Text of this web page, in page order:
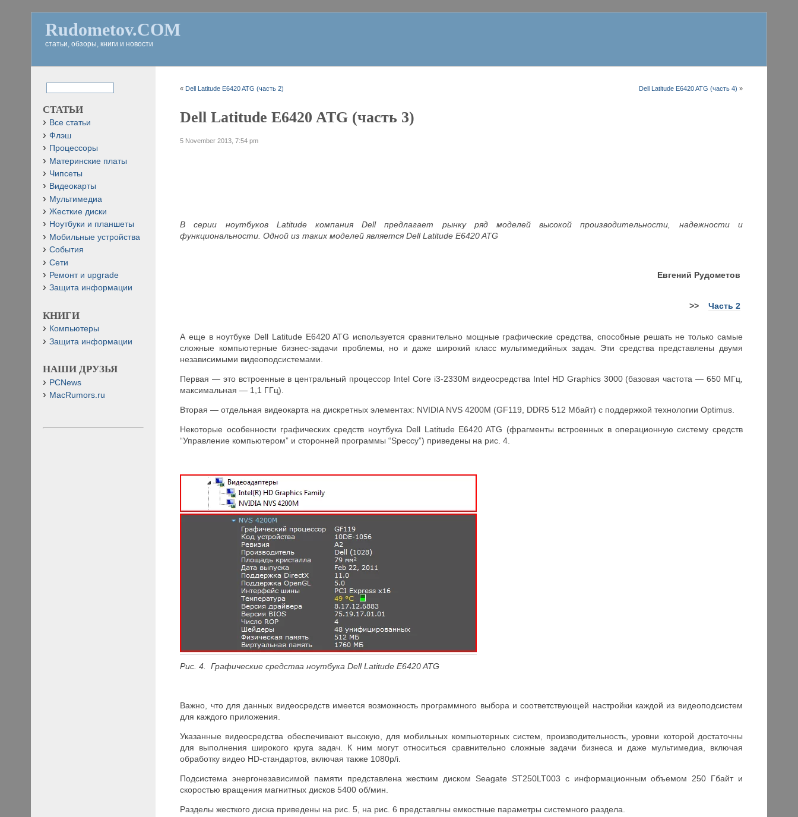
Rudometov.COM
статьи, обзоры, книги и новости
« Dell Latitude E6420 ATG (часть 2) Dell Latitude E6420 ATG (часть 4) »
Dell Latitude E6420 ATG (часть 3)
5 November 2013, 7:54 pm
В серии ноутбуков Latitude компания Dell предлагает рынку ряд моделей высокой производительности, надежности и
функциональности. Одной из таких моделей является Dell Latitude E6420 ATG
Евгений Рудометов
>> Часть 2
А еще в ноутбуке Dell Latitude E6420 ATG используется сравнительно мощные графические средства, способные решать не только самые
сложные компьютерные бизнес-задачи проблемы, но и даже широкий класс мультимедийных задач. Эти средства представлены двумя
независимыми видеоподсистемами.
Первая — это встроенные в центральный процессор Intel Core i3-2330M видеосредства Intel HD Graphics 3000 (базовая частота — 650 МГц,
максимальная — 1,1 ГГц).
Вторая — отдельная видеокарта на дискретных элементах: NVIDIA NVS 4200M (GF119, DDR5 512 Мбайт) с поддержкой технологии Optimus.
Некоторые особенности графических средств ноутбука Dell Latitude E6420 ATG (фрагменты встроенных в операционную систему средств
“Управление компьютером” и сторонней программы “Speccy”) приведены на рис. 4.
Рис. 4. Графические средства ноутбука Dell Latitude E6420 ATG
Важно, что для данных видеосредств имеется возможность программного выбора и соответствующей настройки каждой из видеоподсистем
для каждого приложения.
Указанные видеосредства обеспечивают высокую, для мобильных компьютерных систем, производительность, уровни которой достаточны
для выполнения широкого круга задач. К ним могут относиться сравнительно сложные задачи бизнеса и даже мультимедиа, включая
обработку видео HD-стандартов, включая также 1080p/i.
Подсистема энергонезависимой памяти представлена жестким диском Seagate ST250LT003 с информационным объемом 250 Гбайт и
скоростью вращения магнитных дисков 5400 об/мин.
Разделы жесткого диска приведены на рис. 5, на рис. 6 представлны емкостные параметры системного раздела.
СТАТЬИ
Все статьи
Флэш
Процессоры
Материнские платы
Чипсеты
Видеокарты
Мультимедиа
Жесткие диски
Ноутбуки и планшеты
Мобильные устройства
События
Сети
Ремонт и upgrade
Защита информации
КНИГИ
Компьютеры
Защита информации
НАШИ ДРУЗЬЯ
PCNews
MacRumors.ru